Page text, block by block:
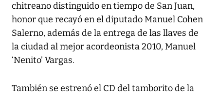
chitreano distinguido en tiempo de San Juan,
honor que recayó en el diputado Manuel Cohen
Salerno, además de la entrega de las llaves de
la ciudad al mejor acordeonista 2010, Manuel
‘Nenito’ Vargas.
También se estrenó el CD del tamborito de la